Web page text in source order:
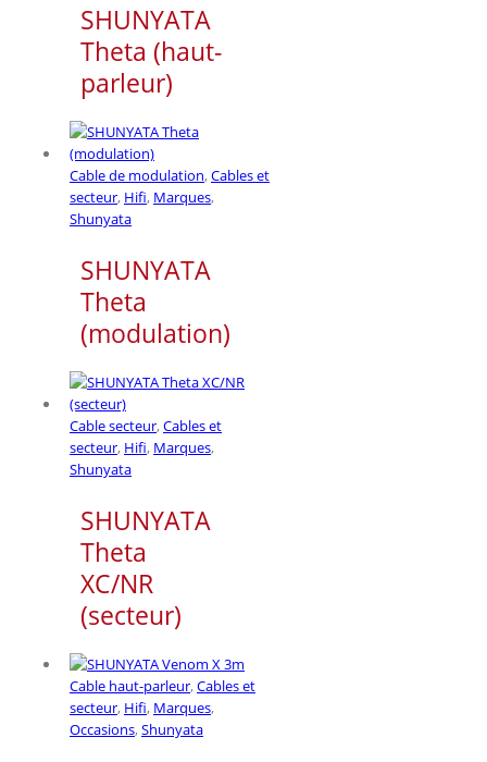
SHUNYATA
Theta (haut-
parleur)
Cable de modulation,Cables et
secteur, Hifi, Marques,
Shunyata
SHUNYATA
Theta
(modulation)
Cable secteur,Cables et
secteur, Hifi, Marques,
Shunyata
SHUNYATA
Theta
XC/NR
(secteur)
Cable haut-parleur,Cables et
secteur, Hifi, Marques,
Occasions,Shunyata